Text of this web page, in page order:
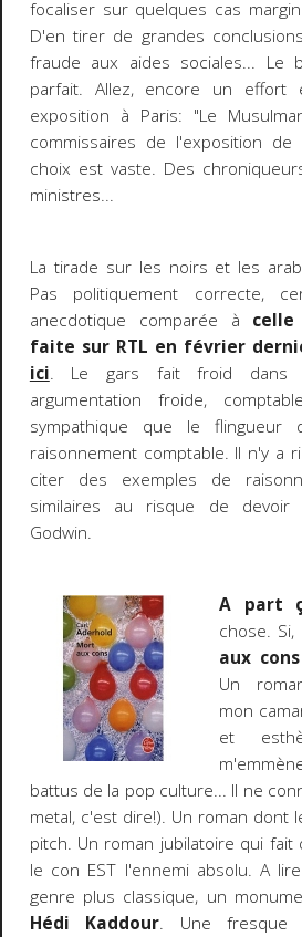
focaliser sur quelques cas
D'en tirer de grandes
fraude aux aides sociales... Le
parfait. Allez, encore un effort
exposition à Paris: "Le
commissaires de l'exposition de
choix est vaste. Des
ministres...
La tirade sur les noirs et les
Pas politiquement correcte,
anecdotique comparée à
faite sur RTL en février
ici. Le gars fait froid dans
argumentation froide,
sympathique que le flingueur
raisonnement comptable. Il n'y a
citer des exemples de
similaires au risque de devoir
Godwin.
A part
chose. Si,
aux cons
Un
mon
et
battus de la pop culture... Il ne
metal, c'est dire!). Un roman dont
pitch. Un roman jubilatoire qui fait
le con EST l'ennemi absolu. A
genre plus classique, un
Hédi Kaddour. Une fresque